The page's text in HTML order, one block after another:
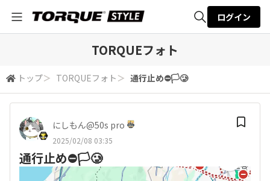
検索
ログイン
TORQUEフォト
トップ＞ TORQUEフォト ＞ 通行止め⛔🏳️🥲
にしもん@50s pro
2025/02/08 03:35
通行止め⛔🏳️🥲